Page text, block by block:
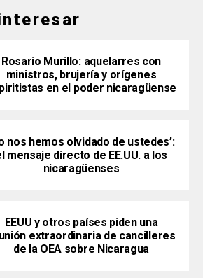
Rosario Murillo: aquelarres con
ministros, brujería y orígenes
en el poder nicaragüense
nos hemos olvidado de ustedes’:
mensaje directo de EE.UU. a los
nicaragüenses
EEUU y otros países piden una
extraordinaria de cancilleres
de la OEA sobre Nicaragua